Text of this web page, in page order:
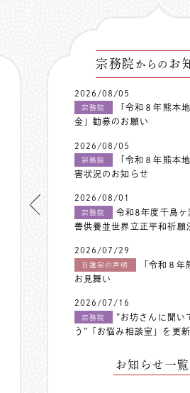
宗務院 からの お
2026/08/05
宗務院
「令和８年熊本
金」勧募のお願い
2026/08/05
宗務院
「令和８年熊本
害状況のお知らせ
2026/08/01
宗務院
令和8年度千鳥ヶ
善供養並世界立正平和祈願
2026/07/29
日蓮宗の声明
「令和８年
お見舞い
2026/07/16
宗務院
”お坊さんに聞い
う”「お悩み相談室」を更
お知らせ一